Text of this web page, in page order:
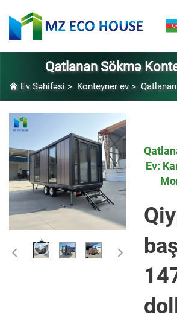
Qatlanan Sökmə
Ev Səhifəsi > Konteyner ev> Qatlanan
Ev: